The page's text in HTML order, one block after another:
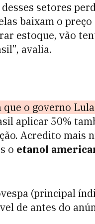
setores
baixam o preço
estoque, vão
avalia.
o governo
aplicar 50%
Acredito mais
o etanol
(principal
de antes do